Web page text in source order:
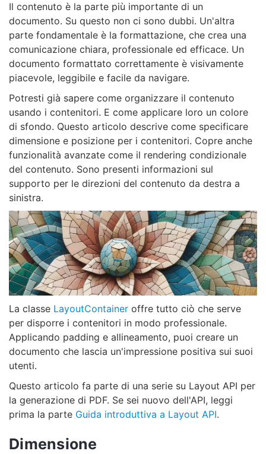
Il contenuto è la parte più importante di un
documento. Su questo non ci sono dubbi. Un'altra
parte fondamentale è la formattazione, che crea una
comunicazione chiara, professionale ed efficace. Un
documento formattato correttamente è visivamente
piacevole, leggibile e facile da navigare.
Potresti già sapere come organizzare il contenuto
usando i contenitori. E come applicare loro un colore
di sfondo. Questo articolo descrive come specificare
dimensione e posizione per i contenitori. Copre anche
funzionalità avanzate come il rendering condizionale
del contenuto. Sono presenti informazioni sul
supporto per le direzioni del contenuto da destra a
sinistra.
La classe LayoutContainer offre tutto ciò che serve
per disporre i contenitori in modo professionale.
Applicando padding e allineamento, puoi creare un
documento che lascia un'impressione positiva sui suoi
utenti.
Questo articolo fa parte di una serie su Layout API per
la generazione di PDF. Se sei nuovo dell'API, leggi
prima la parte Guida introduttiva a Layout API.
Dimensione